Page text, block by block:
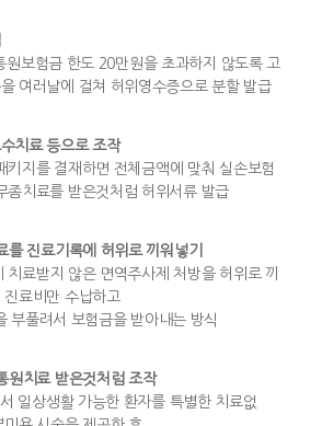
보험금 한도 20만원을 초과하지 않도록 고
여러날에 걸쳐 허위영수증으로 분할 발급
치료 등으로 조작
지를 결재하면 전체금액에 맞춰 실손보험
좀치료를 받은것처럼 허위서류 발급
를 진료기록에 허위로 끼워넣기
료받지 않은 면역주사제 처방을 허위로 끼
료비만 수납하고
풀려서 보험금을 받아내는 방식
원치료 받은것처럼 조작
일상생활 가능한 환자를 특별한 치료없